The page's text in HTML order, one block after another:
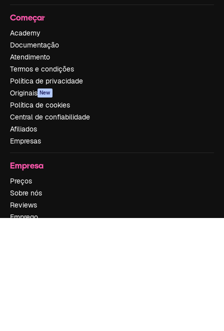
Começar
Academy
Documentação
Atendimento
Termos e condições
Política de privacidade
Originais New
Política de cookies
Central de confiabilidade
Afiliados
Empresas
Empresa
Preços
Sobre nós
Reviews
Emprego